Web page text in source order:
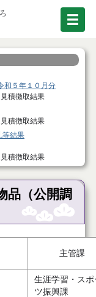
和５年１０月分
積徴取結果
積徴取結果
等結果
積徴取結果
品（公開調
主管課
生涯学習・スポ
ツ振興課